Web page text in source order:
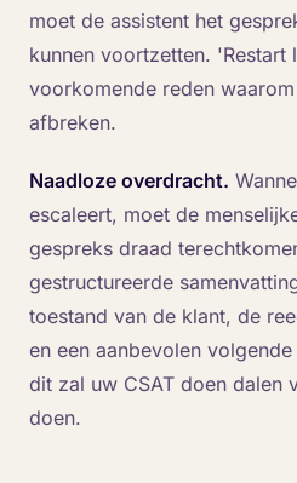
moet de assistent het
kunnen voortzetten.
voorkomende reden
afbreken.
Naadloze overdracht.
escaleert, moet de
gespreks draad
gestructureerde
toestand van de klant, de
en een aanbevolen
dit zal uw CSAT doen dalen
doen.